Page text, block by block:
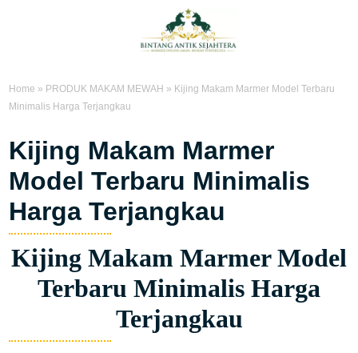
Home » PRODUK MAKAM MEWAH » Kijing Makam Marmer Model Terbaru
Minimalis Harga Terjangkau
Kijing Makam Marmer
Model Terbaru Minimalis
Harga Terjangkau
Kijing Makam Marmer Model
Terbaru Minimalis Harga
Terjangkau